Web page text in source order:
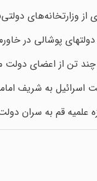
دولتی95
پوشالی در
تن از اعضای دولت
به شریف امامی
قم به سران